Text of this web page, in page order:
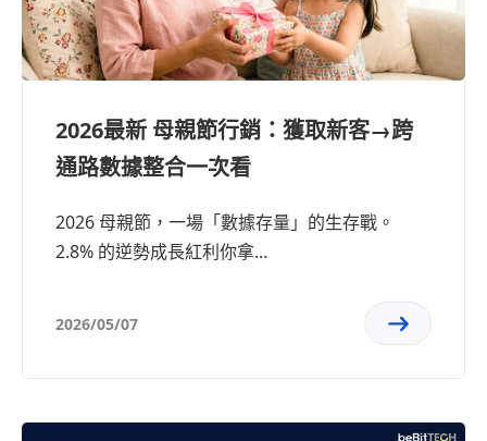
2026最新 母親節行銷：獲取新客→跨
通路數據整合一次看
2026 母親節，一場「數據存量」的生存戰。
2.8% 的逆勢成長紅利你拿...
2026/05/07